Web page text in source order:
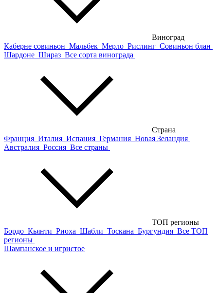
Виноград
Каберне совиньон Мальбек Мерло Рислинг Совиньон блан
Шардоне Шираз Все сорта винограда
Страна
Франция Италия Испания Германия Новая Зеландия
Австралия Россия Все страны
ТОП регионы
Бордо Кьянти Риоха Шабли Тоскана Бургундия Все ТОП
регионы
Шампанское и игристое